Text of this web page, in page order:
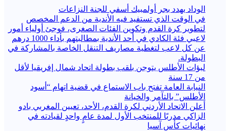
الوداد يهدد بجر أولمبيك أسفي للجنة النزاعات
في الوقت الذي تستفيد فيه الأندية من الدعم المخصص
لتطوير كرة القدم وتكوين الفئات الصغرى، فوجئ أولياء أمور
لاعبي فئة الكادي في أحد الأندية بمطالبتهم بأداء 1000 درهم
عن كل لاعب لتغطية مصاريف التنقل الخاصة بالمشاركة في
البطولة.
لبؤات الأطلس يتوجن بلقب بطولة اتحاد شمال إفريقيا لأقل
من 17 سنة
النيابة العامة تفتح باب الاستماع في قضية اتهام “أسود
الأطلس” بالتآمر والخيانة
أعلن الاتحاد الأردني لكرة القدم، الأحد، تعيين المغربي بادو
الزاكي مدربًا للمنتخب الأول لمدة عامٍ واحدٍ لقيادته ​في
نهائيات كأس آسيا